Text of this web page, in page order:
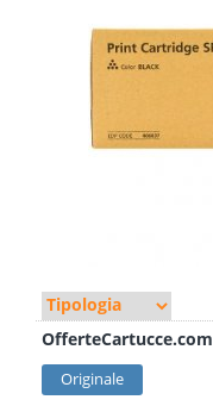
OfferteCartucce.com
Originale